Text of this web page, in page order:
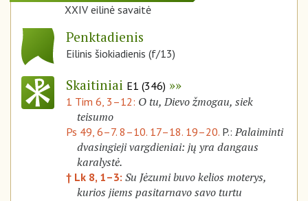
XXIV eilinė savaitė
Penktadienis
Eilinis šiokiadienis (f/13)
Skaitiniai E1 (346)
1 Tim 6, 3–12: O tu, Dievo žmogau, siek
teisumo
Ps 49, 6–7. 8–10. 17–18. 19–20. P.:Palaiminti
dvasingieji vargdieniai: jų yra dangaus
karalystė.
† Lk 8, 1–3: Su Jėzumi buvo kelios moterys,
kurios jiems pasitarnavo savo turtu